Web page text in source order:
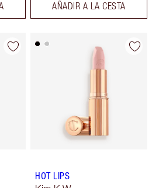
AÑADIR A LA CESTA
HOT LIPS